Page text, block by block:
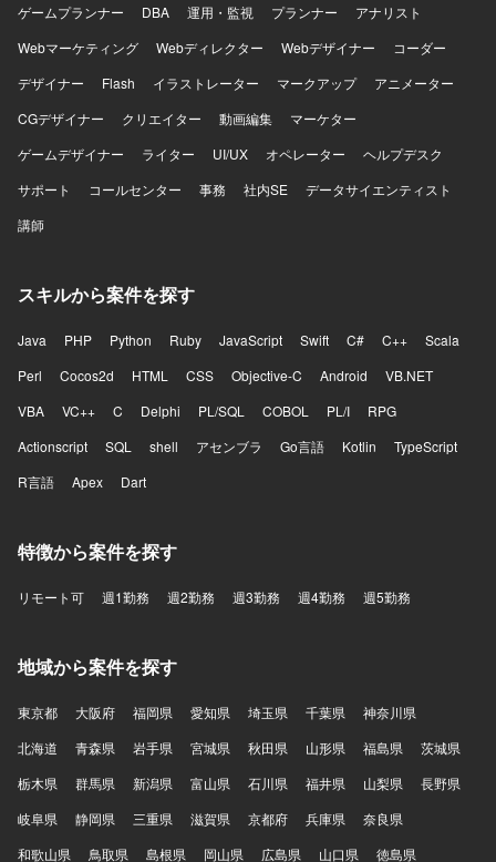
ゲームプランナー
DBA 運用・監視 プランナー
アナリスト
Webマーケティング
Webディレクター Webデザイナー
コーダー
デザイナー
Flash イラストレーター マークアップ
アニメーター
CGデザイナー
クリエイター 動画編集
マーケター
ゲームデザイナー
ライター UI/UX オペレーター
ヘルプデスク
サポート
コールセンター 事務 社内SE
データサイエンティスト
講師
スキルから案件を探す
Java PHP Python Ruby JavaScript Swift C# C++
Scala
Perl
Cocos2d HTML CSS Objective-C Android
VB.NET
VBA
VC++ C Delphi PL/SQL COBOL PL/I
RPG
Actionscript
SQL shell アセンブラ Go言語 Kotlin
TypeScript
R言語
Apex Dart
特徴から案件を探す
リモート可 週1勤務 週2勤務 週3勤務 週4勤務 週5勤務
地域から案件を探す
東京都 大阪府 福岡県 愛知県 埼玉県 千葉県
神奈川県
北海道
青森県 岩手県 宮城県 秋田県 山形県 福島県
茨城県
栃木県
群馬県 新潟県 富山県 石川県 福井県 山梨県
長野県
岐阜県
静岡県 三重県 滋賀県 京都府 兵庫県
奈良県
和歌山県
鳥取県 島根県 岡山県 広島県 山口県 徳島県